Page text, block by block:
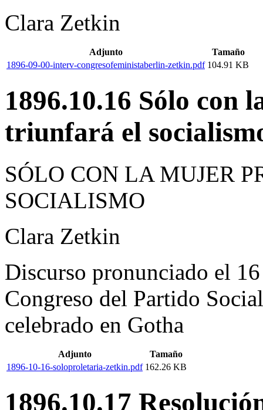
Clara Zetkin
Adjunto
Tamaño
1896-09-00-interv-congresofeministaberlin-zetkin.pdf 104.91 KB
1896.10.16 Sólo con
triunfará el
SÓLO CON LA MUJER
SOCIALISMO
Clara Zetkin
Discurso pronunciado el
Congreso del Partido
celebrado en Gotha
Adjunto
Tamaño
1896-10-16-soloproletaria-zetkin.pdf 162.26 KB
1896.10.17